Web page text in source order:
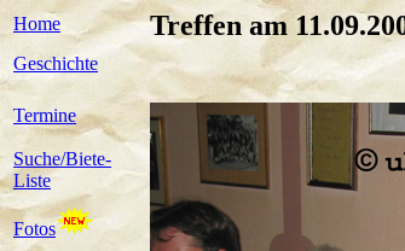
Home
Geschichte
Termine
Suche/Biete-
Liste
Fotos
Treffen am